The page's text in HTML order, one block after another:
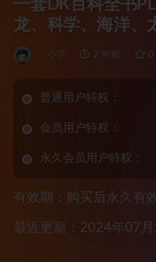
一套DK百科全书
龙、科学、海洋、
题
小学 2 年前 0
普通用户特权：
会员用户特权：
永久会员用户特权：
有效期：购买后永久有
最近更新：2024年07月